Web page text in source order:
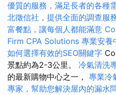
優質的服務，滿足長者的各種
北徵信社，提供全面的調查服
富餐點，讓每個人都能滿意
Firm CPA Solutions 專業安養
如何選擇有效的SEO關鍵字
景點約為2-3公里。 冷氣清洗
的最新購物中心之一， 專業冷
專家，幫助您解決屋內的漏水